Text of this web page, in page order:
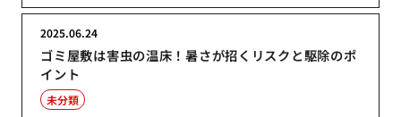
ゴミ屋敷は害虫の温床！暑さが招くリスクと駆除のポ
イント
2025.06.24
未分類